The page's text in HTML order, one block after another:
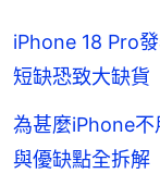
iPhone 18 Pro
短缺恐致大缺貨
為甚麼iPhone不
與優缺點全拆解